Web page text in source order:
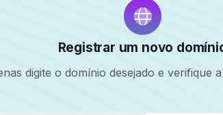
Registrar um novo
digite o domínio desejado e verifique